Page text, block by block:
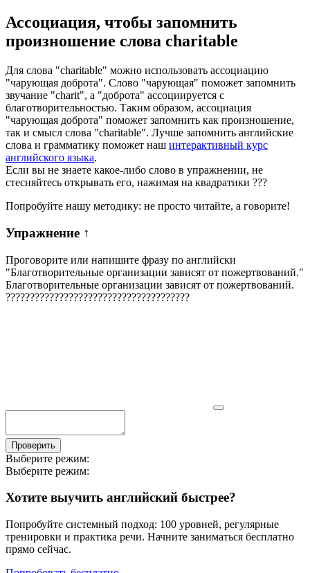
Ассоциация, чтобы запомнить
произношение слова charitable
Для слова "charitable" можно использовать ассоциацию
"чарующая доброта". Слово "чарующая" поможет запомнить
звучание "charit", а "доброта" ассоциируется с
благотворительностью. Таким образом, ассоциация
"чарующая доброта" поможет запомнить как произношение,
так и смысл слова "charitable". Лучше запомнить английские
слова и грамматику поможет наш интерактивный курс
английского языка.
Если вы не знаете какое-либо слово в упражнении, не
стесняйтесь открывать его, нажимая на квадратики ???
Попробуйте нашу методику: не просто читайте, а говорите!
Упражнение ↑
Проговорите или напишите фразу по английски
"Благотворительные организации зависят от пожертвований."
Благотворительные организации зависят от пожертвований.
??????????????????????????????????????
Проверить
Выберите режим:
Выберите режим:
Хотите выучить английский быстрее?
Попробуйте системный подход: 100 уровней, регулярные
тренировки и практика речи. Начните заниматься бесплатно
прямо сейчас.